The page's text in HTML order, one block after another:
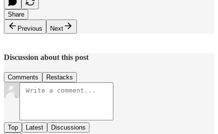
Share
Previous
Next
Discussion about this post
Comments Restacks
Top Latest Discussions